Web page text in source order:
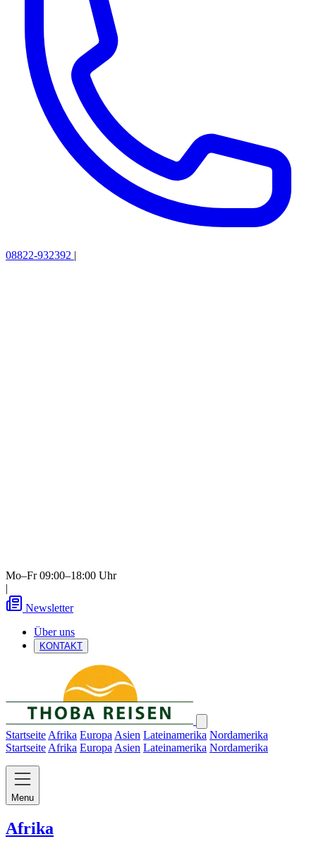
08822-932392 |
Mo–Fr 09:00–18:00 Uhr
|
Newsletter
Über uns
KONTAKT
Startseite Afrika Europa Asien Lateinamerika Nordamerika
Startseite Afrika Europa Asien Lateinamerika Nordamerika
Menu
Afrika